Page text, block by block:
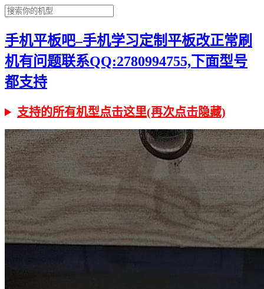
手机平板吧–手机学习定制平板改正常刷
机有问题联系QQ:2780994755,下面型号
都支持
支持的所有机型点击这里(再次点击隐藏)